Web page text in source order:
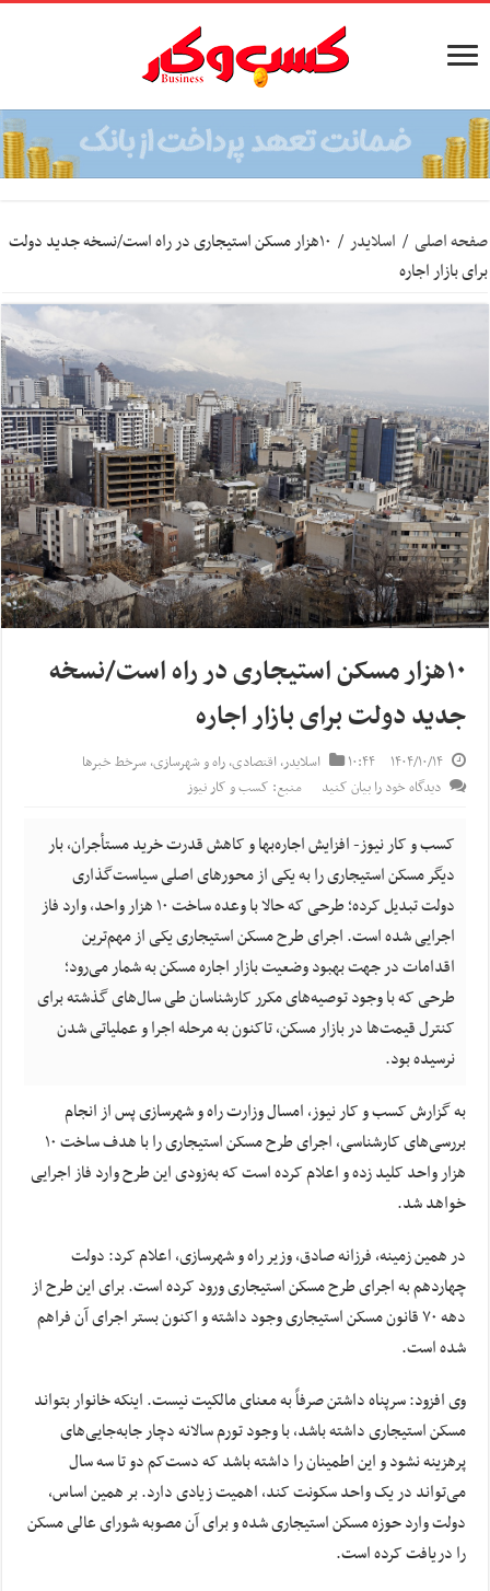
صفحه اصلی / اسلایدر /
۱۰‌هزار مسکن استیجاری در راه است/نسخه جدید دولت
برای بازار اجاره
۱۰‌هزار مسکن استیجاری در راه است/نسخه
جدید دولت برای بازار اجاره
۱۴۰۴/۱۰/۱۴ ۱۰:۴۴ اسلایدر,اقتصادی,راه و شهرسازی,سرخط خبرها
دیدگاه خود را بیان کنید
منبع: کسب و کار نیوز
کسب و کار نیوز- افزایش اجاره‌بها و کاهش قدرت خرید مستأجران، بار
دیگر مسکن استیجاری را به یکی از محور‌های اصلی سیاست‌گذاری
دولت تبدیل کرده؛ طرحی که حالا با وعده ساخت ۱۰ هزار واحد، وارد فاز
اجرایی شده است. اجرای طرح مسکن استیجاری یکی از مهم‌ترین
اقدامات در جهت بهبود وضعیت بازار اجاره مسکن به شمار می‌رود؛
طرحی که با وجود توصیه‌های مکرر کارشناسان طی سال‌های گذشته برای
کنترل قیمت‌ها در بازار مسکن، تاکنون به مرحله اجرا و عملیاتی شدن
نرسیده بود.
به گزارش کسب و کار نیوز، امسال وزارت راه و شهرسازی پس از انجام
بررسی‌های کارشناسی، اجرای طرح مسکن استیجاری را با هدف ساخت ۱۰
هزار واحد کلید زده و اعلام کرده است که به‌زودی این طرح وارد فاز اجرایی
خواهد شد.
در همین زمینه، فرزانه صادق، وزیر راه و شهرسازی، اعلام کرد: دولت
چهاردهم به اجرای طرح مسکن استیجاری ورود کرده است. برای این طرح از
دهه ۷۰ قانون مسکن استیجاری وجود داشته و اکنون بستر اجرای آن فراهم
شده است.
وی افزود: سرپناه داشتن صرفاً به معنای مالکیت نیست. اینکه خانوار بتواند
مسکن استیجاری داشته باشد، با وجود تورم سالانه دچار جابه‌جایی‌های
پرهزینه نشود و این اطمینان را داشته باشد که دست‌کم دو تا سه سال
می‌تواند در یک واحد سکونت کند، اهمیت زیادی دارد. بر همین اساس،
دولت وارد حوزه مسکن استیجاری شده و برای آن مصوبه شورای عالی مسکن
را دریافت کرده است.